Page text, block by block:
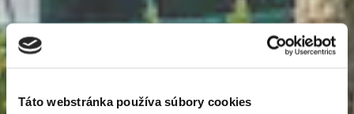
Táto webstránka používa súbory cookies
the world of real